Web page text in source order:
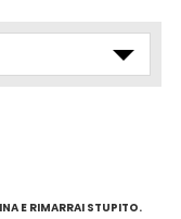
E RIMARRAI STUPITO.